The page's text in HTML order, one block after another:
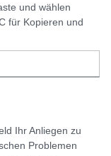
und wählen
für Kopieren und
Ihr Anliegen zu
Problemen